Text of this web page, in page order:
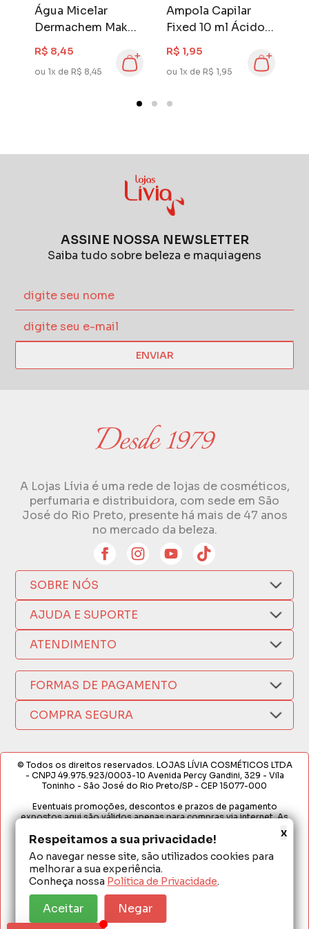
Respeitamos a sua privacidade!
Ao navegar nesse site, são utilizados cookies para
melhorar a sua experiência.
Conheça nossa Política de Privacidade.
Aceitar Negar
x
pessoas de maneira mais eficaz.
Água Micelar
Dermachem Make
Out 250 ml Ácido
Hialurônico
R$ 8,45
ou 1x de R$ 8,45
Ampola Capilar
Fixed 10 ml Ácido
Hialurônico
R$ 1,95
ou 1x de R$ 1,95
ASSINE NOSSA NEWSLETTER
Saiba tudo sobre beleza e maquiagens
ENVIAR
A Lojas Lívia é uma rede de lojas de cosméticos,
perfumaria e distribuidora, com sede em São
José do Rio Preto, presente há mais de 47 anos
no mercado da beleza.
SOBRE NÓS
Quem Somos
Compra Segura
Como Comprar
Nossas Lojas
Política de Privacidade
AJUDA E SUPORTE
Nosso Aplicativo
Trocas e Devoluções
Formas de Pagamento
Fretes e Entregas
Fabricantes
Termos de Compra e Venda
ATENDIMENTO
Fale por WhatsApp
(17) 3209-9595
sacweb@lojaslivia.com.br
FORMAS DE PAGAMENTO
COMPRA SEGURA
© Todos os direitos reservados. LOJAS LÍVIA COSMÉTICOS LTDA
- CNPJ 49.975.923/0003-10 Avenida Percy Gandini, 329 - Vila
Toninho - São José do Rio Preto/SP - CEP 15077-000
Eventuais promoções, descontos e prazos de pagamento
expostos aqui são válidos apenas para compras via internet. As
Loja. É proibida a utilização total ou parcial sem nossa autorização.
Em caso de divergência de preços no site, o valor válido é o do
Carrinho de Compras. Preços e condições de pagamento
exclusivos para compras via internet. Ofertas válidas até o
término de nossos estoques para internet. Vendas sujeitas à
análise e confirmação de dados.